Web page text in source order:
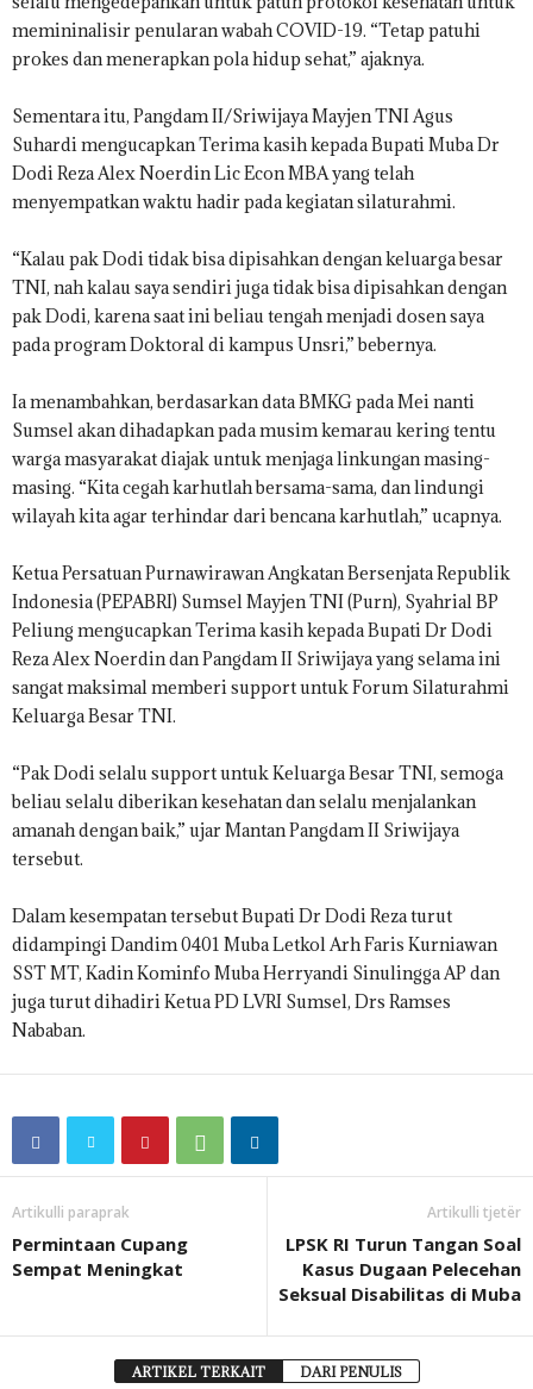
memininalisir penularan wabah COVID-19. “Tetap patuhi
prokes dan menerapkan pola hidup sehat,” ajaknya.
Sementara itu, Pangdam II/Sriwijaya Mayjen TNI Agus
Suhardi mengucapkan Terima kasih kepada Bupati Muba Dr
Dodi Reza Alex Noerdin Lic Econ MBA yang telah
menyempatkan waktu hadir pada kegiatan silaturahmi.
“Kalau pak Dodi tidak bisa dipisahkan dengan keluarga besar
TNI, nah kalau saya sendiri juga tidak bisa dipisahkan dengan
pak Dodi, karena saat ini beliau tengah menjadi dosen saya
pada program Doktoral di kampus Unsri,” bebernya.
Ia menambahkan, berdasarkan data BMKG pada Mei nanti
Sumsel akan dihadapkan pada musim kemarau kering tentu
warga masyarakat diajak untuk menjaga linkungan masing-
masing. “Kita cegah karhutlah bersama-sama, dan lindungi
wilayah kita agar terhindar dari bencana karhutlah,” ucapnya.
Ketua Persatuan Purnawirawan Angkatan Bersenjata Republik
Indonesia (PEPABRI) Sumsel Mayjen TNI (Purn), Syahrial BP
Peliung mengucapkan Terima kasih kepada Bupati Dr Dodi
Reza Alex Noerdin dan Pangdam II Sriwijaya yang selama ini
sangat maksimal memberi support untuk Forum Silaturahmi
Keluarga Besar TNI.
“Pak Dodi selalu support untuk Keluarga Besar TNI, semoga
beliau selalu diberikan kesehatan dan selalu menjalankan
amanah dengan baik,” ujar Mantan Pangdam II Sriwijaya
tersebut.
Dalam kesempatan tersebut Bupati Dr Dodi Reza turut
didampingi Dandim 0401 Muba Letkol Arh Faris Kurniawan
SST MT, Kadin Kominfo Muba Herryandi Sinulingga AP dan
juga turut dihadiri Ketua PD LVRI Sumsel, Drs Ramses
Nababan.
Artikulli paraprak
Permintaan Cupang
Sempat Meningkat
Artikulli tjetër
LPSK RI Turun Tangan Soal
Kasus Dugaan Pelecehan
Seksual Disabilitas di Muba
ARTIKEL TERKAIT DARI PENULIS